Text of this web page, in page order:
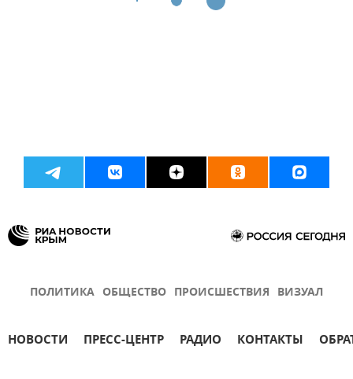
ПОЛИТИКА ОБЩЕСТВО ПРОИСШЕСТВИЯ ВИЗУАЛ
НОВОСТИ ПРЕСС-ЦЕНТР РАДИО КОНТАКТЫ